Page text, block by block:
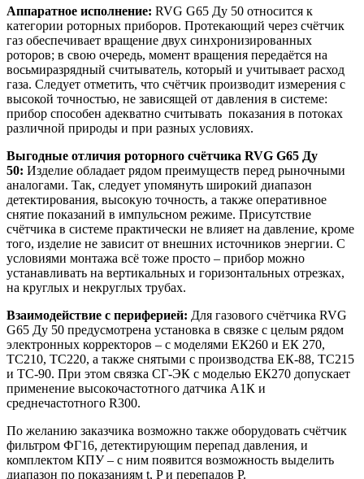
Аппаратное исполнение: RVG G65 Ду 50 относится к
категории роторных приборов. Протекающий через счётчик
газ обеспечивает вращение двух синхронизированных
роторов; в свою очередь, момент вращения передаётся на
восьмиразрядный считыватель, который и учитывает расход
газа. Следует отметить, что счётчик производит измерения с
высокой точностью, не зависящей от давления в системе:
прибор способен адекватно считывать показания в потоках
различной природы и при разных условиях.
Выгодные отличия роторного счётчика RVG G65 Ду
50: Изделие обладает рядом преимуществ перед рыночными
аналогами. Так, следует упомянуть широкий диапазон
детектирования, высокую точность, а также оперативное
снятие показаний в импульсном режиме. Присутствие
счётчика в системе практически не влияет на давление, кроме
того, изделие не зависит от внешних источников энергии. С
условиями монтажа всё тоже просто – прибор можно
устанавливать на вертикальных и горизонтальных отрезках,
на круглых и некруглых трубах.
Взаимодействие с периферией: Для газового счётчика RVG
G65 Ду 50 предусмотрена установка в связке с целым рядом
электронных корректоров – с моделями ЕК260 и ЕК 270,
ТС210, ТС220, а также снятыми с производства ЕК-88, ТС215
и ТС-90. При этом связка СГ-ЭК с моделью ЕК270 допускает
применение высокочастотного датчика А1К и
среднечастотного R300.
По желанию заказчика возможно также оборудовать счётчик
фильтром ФГ16, детектирующим перепад давления, и
комплектом КПУ – с ним появится возможность выделить
диапазон по показаниям t, P и перепадов P.